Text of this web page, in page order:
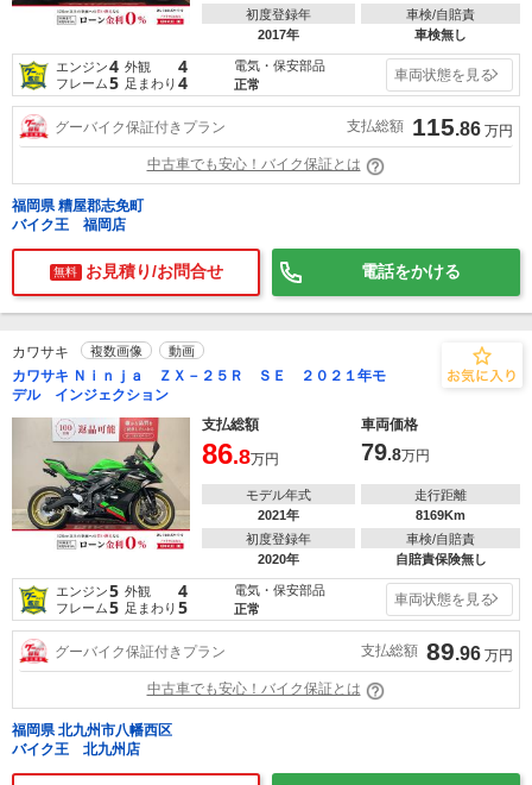
初度登録年
2017年
車検/自賠責
車検無し
エンジン4 外観 4
フレーム5 足まわり 4
電気・保安部品
正常
車両状態を見る
グーバイク保証付きプラン 支払総額 115.86 万円
中古車でも安心！バイク保証とは
福岡県 糟屋郡志免町
バイク王 福岡店
無料 お見積り/お問合せ 電話をかける
カワサキ 複数画像 動画
カワサキ Ｎｉｎｊａ ＺＸ－２５Ｒ ＳＥ ２０２１年モ
デル インジェクション
支払総額
車両価格
86.8万円 79.8万円
モデル年式
2021年
走行距離
8169Km
初度登録年
2020年
車検/自賠責
自賠責保険無し
エンジン5 外観 4
フレーム5 足まわり 5
電気・保安部品
正常
車両状態を見る
グーバイク保証付きプラン 支払総額 89.96 万円
中古車でも安心！バイク保証とは
福岡県 北九州市八幡西区
バイク王 北九州店